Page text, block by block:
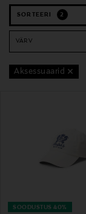
SORTEERI 2
VÄRV
Aksessuaarid
SOODUSTUS 40%